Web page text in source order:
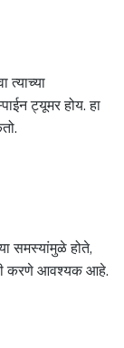
त्याच्या
ट्यूमर होय. हा
समस्यांमुळे होते,
करणे आवश्यक आहे.